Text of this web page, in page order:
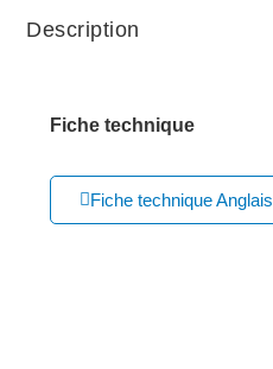
Description
Fiche technique
Fiche technique Anglais